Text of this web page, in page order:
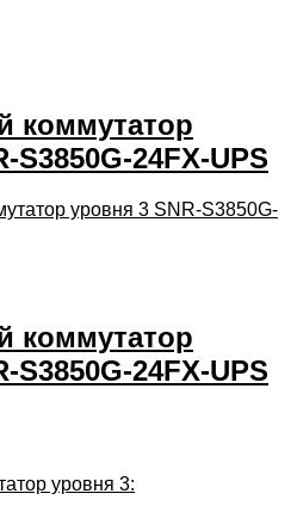
коммутатор
S3850G-24FX-UPS
коммутатор
S3850G-24FX-UPS
уровня 3: